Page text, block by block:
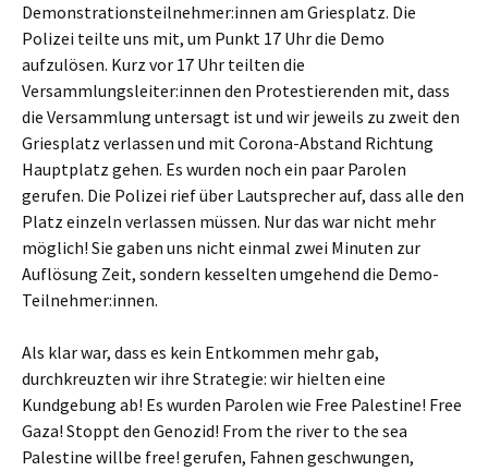
Demonstrationsteilnehmer:innen am Griesplatz. Die
Polizei teilte uns mit, um Punkt 17 Uhr die Demo
aufzulösen. Kurz vor 17 Uhr teilten die
Versammlungsleiter:innen den Protestierenden mit, dass
die Versammlung untersagt ist und wir jeweils zu zweit den
Griesplatz verlassen und mit Corona-Abstand Richtung
Hauptplatz gehen. Es wurden noch ein paar Parolen
gerufen. Die Polizei rief über Lautsprecher auf, dass alle den
Platz einzeln verlassen müssen. Nur das war nicht mehr
möglich! Sie gaben uns nicht einmal zwei Minuten zur
Auflösung Zeit, sondern kesselten umgehend die Demo-
Teilnehmer:innen.
Als klar war, dass es kein Entkommen mehr gab,
durchkreuzten wir ihre Strategie: wir hielten eine
Kundgebung ab! Es wurden Parolen wie Free Palestine! Free
Gaza! Stoppt den Genozid! From the river to the sea
Palestine willbe free! gerufen, Fahnen geschwungen,